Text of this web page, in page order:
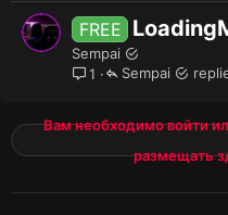
FREE
Sempai
1
Sempai
Вам необходимо войти
размещать